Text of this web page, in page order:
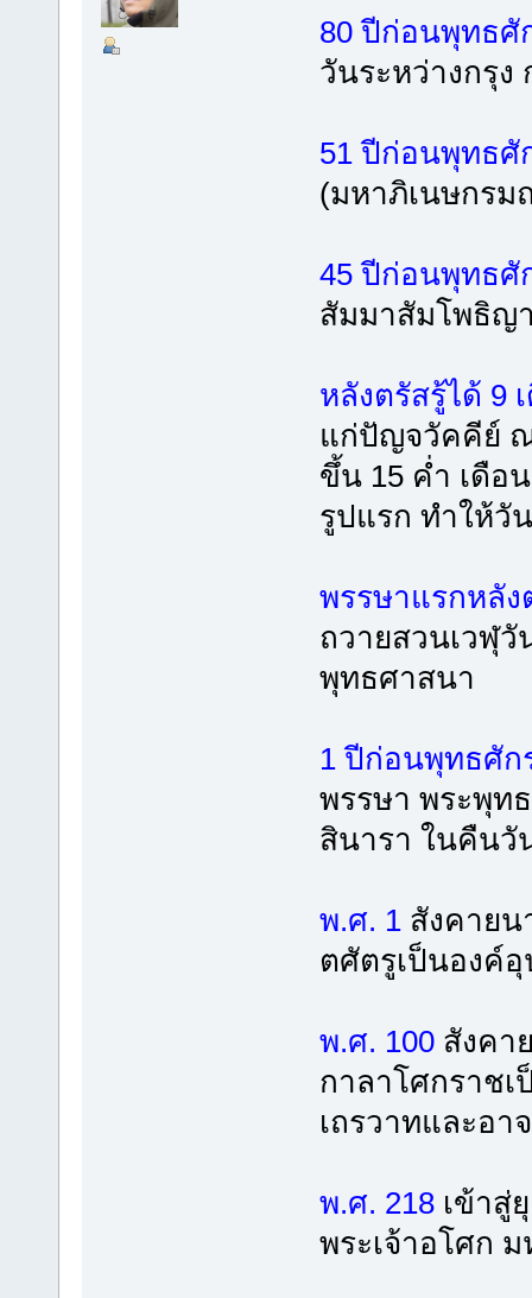
80 ปีก่อนพุทธศั
วันระหว่างกรุง
51 ปีก่อนพุทธศั
(มหาภิเนษกร
45 ปีก่อนพุทธศั
สัมมาสัมโพธิญ
หลังตรัสรู้ได้ 9
แก่ปัญจวัคคีย์
ขึ้น 15 ค่ำ เดื
รูปแรก ทำให้วั
พรรษาแรกหลัง
ถวายสวนเวฬุ
พุทธศาสนา
1 ปีก่อนพุทธศัก
พรรษา พระพุท
สินารา ในคืนวั
พ.ศ. 1สังคายน
ตศัตรูเป็นองค์
พ.ศ. 100สังคา
กาลาโศกราช
เถรวาทและอา
พ.ศ. 218เข้าสู่
พระเจ้าอโศก